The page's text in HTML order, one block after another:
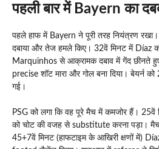
पहली बार में Bayern का
पहले हाफ में Bayern ने पूरी तरह नियंत्रण रखा।
दबाया और तेज हमले किए। 32वें मिनट में Díaz
Marquinhos से आक्रामक दबाव में गेंद छीनते
precise शॉट मारा और गोल बना दिया। बेयर्न
गई।
PSG को लगा कि वह पूरे मैच में कमजोर हैं।
को चोट की वजह से substitute करना पड़ा।
45+7वें मिनट (हाफटाइम के आखिरी क्षणों में)